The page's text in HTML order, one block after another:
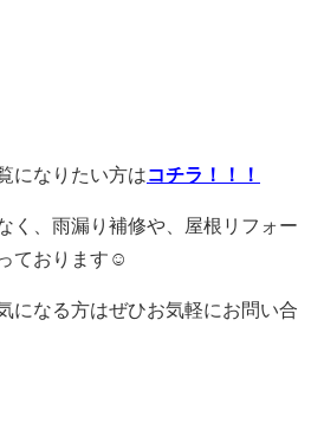
になりたい方はコチラ！！！
く、雨漏り補修や、屋根リフォー
ております☺
になる方はぜひお気軽にお問い合